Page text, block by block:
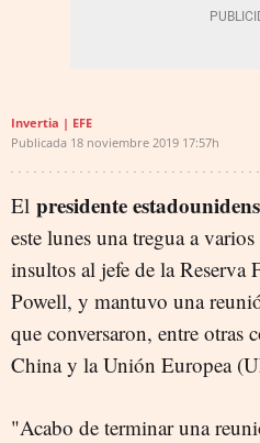
Invertia | EFE
Publicada 18 noviembre 2019 17:57h
El presidente
este lunes una tregua a
insultos al jefe de la Reserva
Powell, y mantuvo una
que conversaron, entre otras
China y la Unión Europea
"Acabo de terminar una